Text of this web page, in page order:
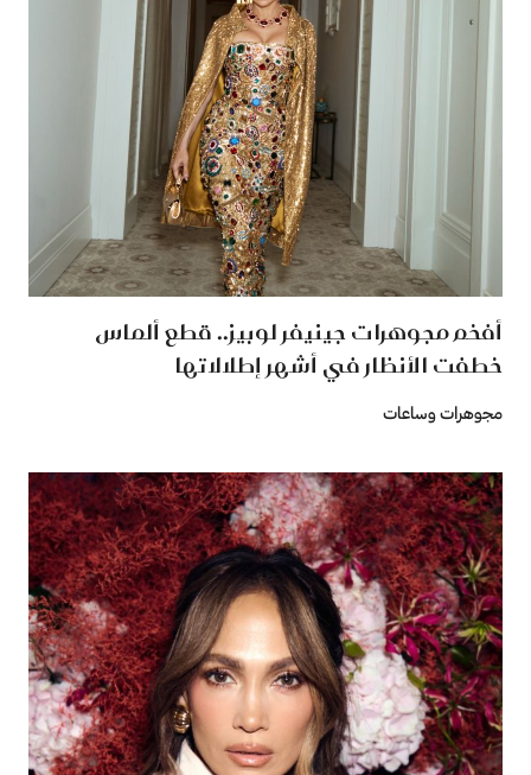
أفخم مجوهرات جينيفر لوبيز.. قطع ألماس
خطفت الأنظار في أشهر إطلالاتها
مجوهرات وساعات